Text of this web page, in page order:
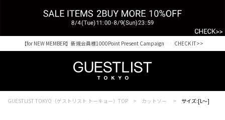
Shopping from outside Japan? Visit our Global Site here. >>
【for NEW MEMBER】新規会員様1000Point Present Campaign CHECK IT>>
GUESTLIST TOKYO（ゲストリスト トーキョー）TOP カットソー サイズ:[L～]